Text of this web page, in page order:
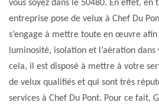
vous soyez dans le 50480. En effet, en
entreprise pose de velux à Chef Du
s’engage à mettre toute en œuvre afin
luminosité, isolation et l’aération
cela, il est disposé à mettre à votre
de velux qualifiés et qui sont très
services à Chef Du Pont. Pour ce fait,